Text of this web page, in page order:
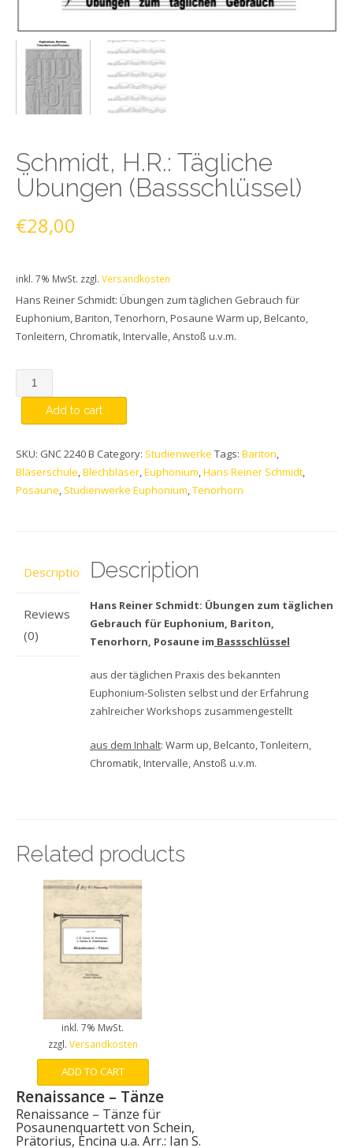
Schmidt, H.R.: Tägliche
Übungen (Bassschlüssel)
€28,00
inkl. 7% MwSt. zzgl. Versandkosten
Hans Reiner Schmidt: Übungen zum täglichen Gebrauch für
Euphonium, Bariton, Tenorhorn, Posaune Warm up, Belcanto,
Tonleitern, Chromatik, Intervalle, Anstoß u.v.m.
Quantity
Add to cart
SKU: GNC 2240 B Category: Studienwerke Tags: Bariton,
Bläserschule,Blechbläser,Euphonium,Hans Reiner Schmidt,
Posaune, Studienwerke Euphonium,Tenorhorn
Description
Reviews
(0)
Description
Hans Reiner Schmidt: Übungen zum täglichen
Gebrauch für Euphonium, Bariton,
Tenorhorn, Posaune im Bassschlüssel
aus der täglichen Praxis des bekannten
Euphonium-Solisten selbst und der Erfahrung
zahlreicher Workshops zusammengestellt
aus dem Inhalt: Warm up, Belcanto, Tonleitern,
Chromatik, Intervalle, Anstoß u.v.m.
Related products
inkl. 7% MwSt.
zzgl. Versandkosten
ADD TO CART
Renaissance – Tänze
Renaissance – Tänze für
Posaunenquartett von Schein,
Prätorius, Encina u.a. Arr.: Ian S.